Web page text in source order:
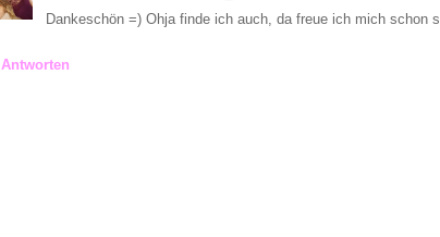
Dankeschön =) Ohja finde ich auch, da freue ich mich schon
Antworten